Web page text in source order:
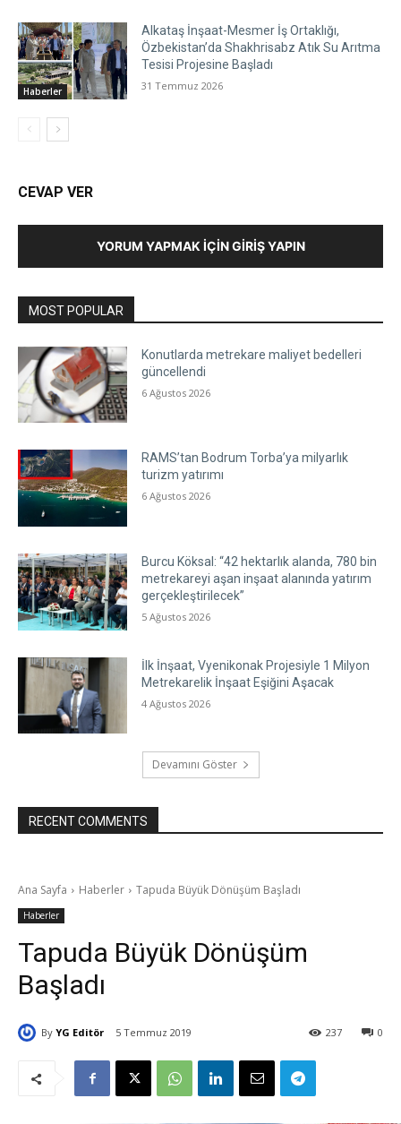
Haberler
Alkataş İnşaat-Mesmer İş Ortaklığı,
Özbekistan’da Shakhrisabz Atık Su Arıtma
Tesisi Projesine Başladı
31 Temmuz 2026
CEVAP VER
YORUM YAPMAK İÇIN GIRIŞ YAPIN
MOST POPULAR
Konutlarda metrekare maliyet bedelleri
güncellendi
6 Ağustos 2026
RAMS’tan Bodrum Torba’ya milyarlık
turizm yatırımı
6 Ağustos 2026
Burcu Köksal: “42 hektarlık alanda, 780 bin
metrekareyi aşan inşaat alanında yatırım
gerçekleştirilecek”
5 Ağustos 2026
İlk İnşaat, Vyenikonak Projesiyle 1 Milyon
Metrekarelik İnşaat Eşiğini Aşacak
4 Ağustos 2026
Devamını Göster
RECENT COMMENTS